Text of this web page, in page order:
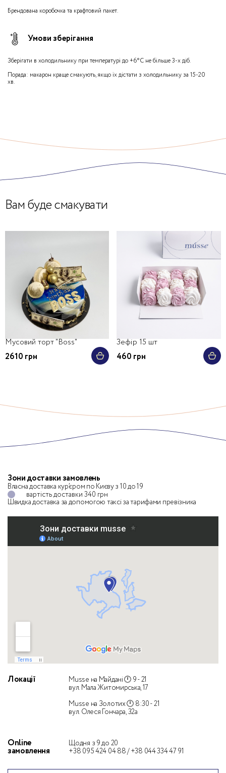
Брендована коробочка та крафтовий пакет.
Умови зберігання
Зберігати в холодильнику при температурі до +6°С не більше 3-х діб.
Порада: макарон краще смакують, якщо їх дістати з холодильнику за 15-20
хв.
Вам буде смакувати
Мусовий торт "Boss"
2610 грн
Зефір 15 шт
460 грн
Локації
Musse на Майдані 🕛 9 - 21
вул. Мала Житомирська, 17
Musse на Золотих 🕛 8:30 - 21
вул. Олеся Гончара, 32а
Оnline
замовлення
Щодня з 9 до 20
+38 095 424 04 88/+38 044 334 47 91
Зони доставки замовлень
Власна доставка кур’єром по Києву з 10 до 19
вартість доставки 340 грн
Швидка доставка за допомогою таксіза тарифами превізника